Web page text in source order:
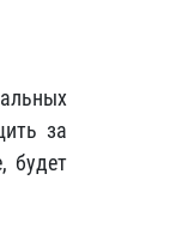
за
будет